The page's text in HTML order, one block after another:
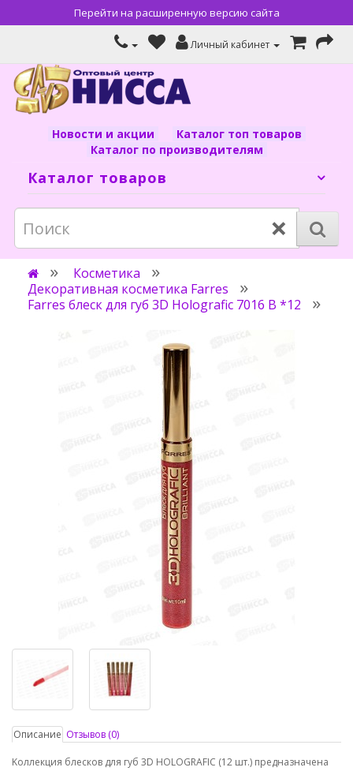
Перейти на расширенную версию сайта
Личный кабинет
Новости и акции
Каталог топ товаров
Каталог по производителям
Каталог товаров
×
Косметика
Декоративная косметика Farres
Farres блеск для губ 3D Holografic 7016 B *12
Описание Отзывов (0)
Kоллекция блесков для губ 3D HOLOGRAFIC (12 шт.) предназначена